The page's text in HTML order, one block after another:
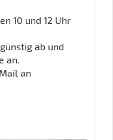
10 und 12 Uhr
ab und
an.
an